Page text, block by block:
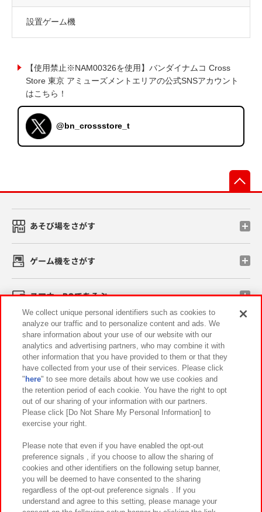
設置ゲーム機
【使用禁止※NAM00326を使用】バンダイナムコ Cross
Store 東京 アミューズメントエリアの公式SNSアカウント
はこちら！
@bn_crossstore_t
あそび場をさがす
ゲーム機をさがす
スマホ・PCであそぶ
イベント・キャンペーン
関連会社 サステナビリティ サイトポリシー
プライバシーポリシー ウェブアクセシビリティ方針と検証結果
お取引先さまとともに
カスタマーハラスメント対応方針 よくあるご質問・お問い合わせ
We collect unique personal identifiers such as cookies to
analyze our traffic and to personalize content and ads. We
share information about your use of our website with our
analytics and advertising partners, who may combine it with
other information that you have provided to them or that they
have collected from your use of their services. Please click
" here" to see more details about how we use cookies and
the retention period of each cookie. You have the right to opt
out of our sharing of your information with our partners.
Please click [Do Not Share My Personal Information] to
exercise your right.
Please note that even if you have enabled the opt-out
preference signals , if you choose to allow the sharing of
cookies and other identifiers on the following setup banner,
you will be deemed to have consented to the sharing
regardless of the opt-out preference signals . If you
understand and agree to this setting, please manage your